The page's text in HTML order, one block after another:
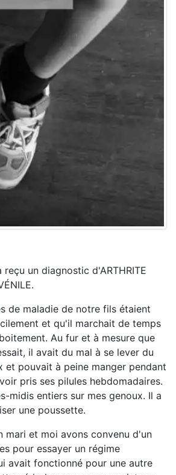
un diagnostic d'ARTHRITE
de maladie de notre fils étaient
et qu'il marchait de temps
Au fur et à mesure que
il avait du mal à se lever du
et pouvait à peine manger pendant
pris ses pilules hebdomadaires.
midis entiers sur mes genoux. Il a
une poussette.
mari et moi avons convenu d'un
pour essayer un régime
avait fonctionné pour une autre